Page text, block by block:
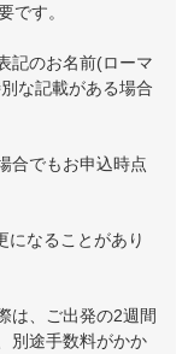
です。
記のお名前(ローマ
な記載がある場合
合でもお申込時点
なることがあり
は、ご出発の2週間
別途手数料がかか